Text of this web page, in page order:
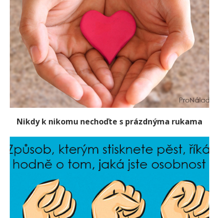
Nikdy k nikomu nechoďte s prázdnýma rukama